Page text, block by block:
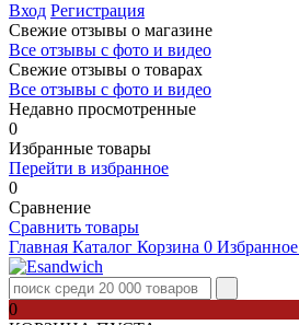
Вход Регистрация
Свежие отзывы о магазине
Все отзывы с фото и видео
Свежие отзывы о товарах
Все отзывы c фото и видео
Недавно просмотренные
0
Избранные товары
Перейти в избранное
0
Сравнение
Сравнить товары
Главная Каталог Корзина 0 Избранное
0